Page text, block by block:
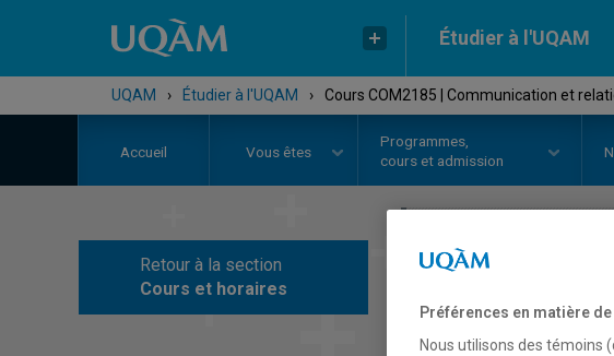
Étudier à l'UQAM
UQAM › Étudier à l'UQAM › Cours COM2185 | Communication et
Accueil Vous êtes
Programmes,
cours et admission
Retour à la section
Cours et horaires
Préférences en matière
Nous utilisons des témoins